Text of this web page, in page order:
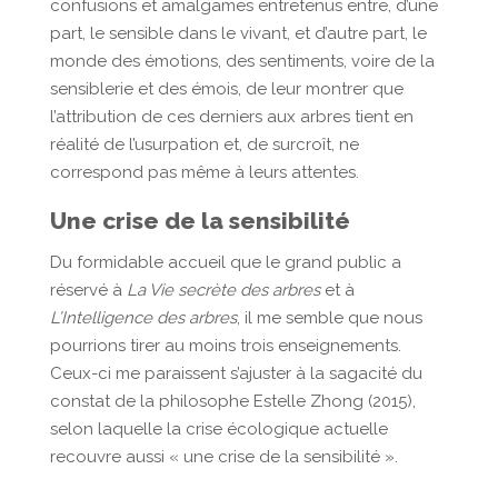
confusions et amalgames entretenus entre, d’une
part, le sensible dans le vivant, et d’autre part, le
monde des émotions, des sentiments, voire de la
sensiblerie et des émois, de leur montrer que
l’attribution de ces derniers aux arbres tient en
réalité de l’usurpation et, de surcroît, ne
correspond pas même à leurs attentes.
Une crise de la sensibilité
Du formidable accueil que le grand public a
réservé à La Vie secrète des arbreset à
L’Intelligence des arbres, il me semble que nous
pourrions tirer au moins trois enseignements.
Ceux-ci me paraissent s’ajuster à la sagacité du
constat de la philosophe Estelle Zhong (2015),
selon laquelle la crise écologique actuelle
recouvre aussi « une crise de la sensibilité ».